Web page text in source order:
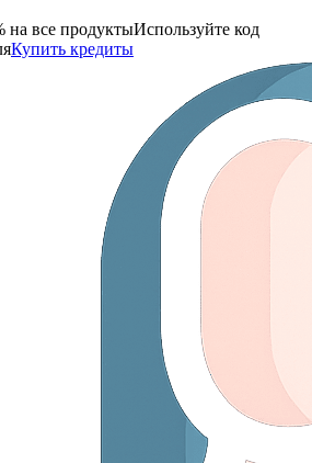
на все продуктыИспользуйте код
Купить кредиты